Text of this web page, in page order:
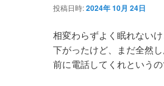
投稿日時:2024年 10月 24日
相変わらずよく眠れない
下がったけど、まだ全然
前に電話してくれという